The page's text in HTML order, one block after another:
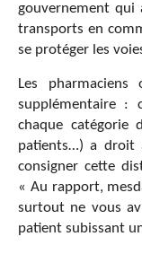
gouvernement qui
transports en
se protéger les
Les
supplémentaire :
chaque catégorie
patients…) a droit
consigner cette
« Au rapport,
surtout ne vous
patient subissant